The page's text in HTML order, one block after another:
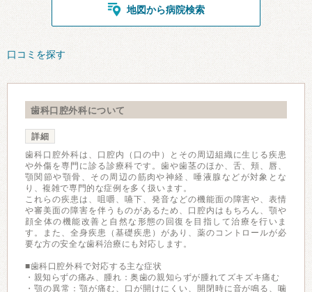
地図から病院検索
口コミを探す
歯科口腔外科について
詳細
歯科口腔外科は、口腔内（口の中）とその周辺組織に生じる疾患
や外傷を専門に診る診療科です。歯や歯茎のほか、舌、頬、唇、
顎関節や顎骨、その周辺の筋肉や神経、唾液腺などが対象とな
り、複雑で専門的な症例を多く扱います。
これらの疾患は、咀嚼、嚥下、発音などの機能面の障害や、表情
や審美面の障害を伴うものがあるため、口腔内はもちろん、顎や
顔全体の機能改善と自然な形態の回復を目指して治療を行いま
す。また、全身疾患（基礎疾患）があり、薬のコントロールが必
要な方の安全な歯科治療にも対応します。
■歯科口腔外科で対応する主な症状
・親知らずの痛み、腫れ：奥歯の親知らずが腫れてズキズキ痛む
・顎の異常：顎が痛む、口が開けにくい、開閉時に音が鳴る、噛